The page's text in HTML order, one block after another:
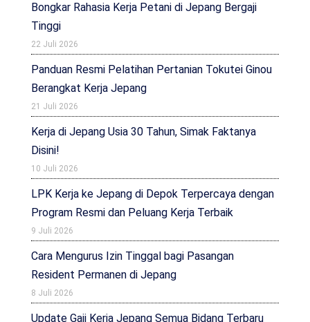
Bongkar Rahasia Kerja Petani di Jepang Bergaji
Tinggi
22 Juli 2026
Panduan Resmi Pelatihan Pertanian Tokutei Ginou
Berangkat Kerja Jepang
21 Juli 2026
Kerja di Jepang Usia 30 Tahun, Simak Faktanya
Disini!
10 Juli 2026
LPK Kerja ke Jepang di Depok Terpercaya dengan
Program Resmi dan Peluang Kerja Terbaik
9 Juli 2026
Cara Mengurus Izin Tinggal bagi Pasangan
Resident Permanen di Jepang
8 Juli 2026
Update Gaji Kerja Jepang Semua Bidang Terbaru